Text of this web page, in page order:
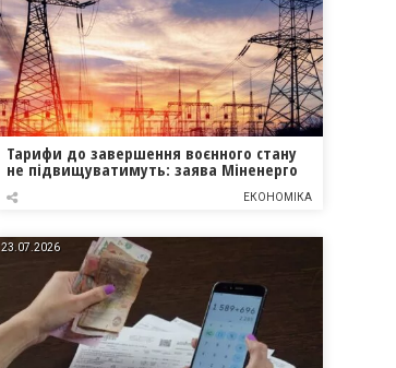
Тарифи до завершення воєнного стану
не підвищуватимуть: заява Міненерго
ЕКОНОМІКА
23.07.2026